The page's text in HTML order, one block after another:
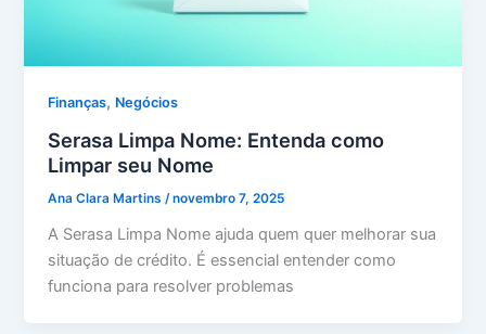
Finanças, Negócios
Serasa Limpa Nome: Entenda como
Limpar seu Nome
Ana Clara Martins/novembro 7, 2025
A Serasa Limpa Nome ajuda quem quer melhorar sua
situação de crédito. É essencial entender como
funciona para resolver problemas